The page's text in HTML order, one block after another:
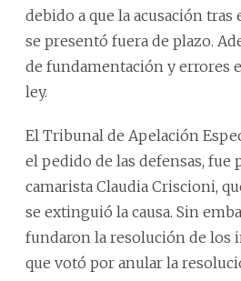
debido a que la acusación
se presentó fuera de plazo.
de fundamentación y errores
ley.
El Tribunal de Apelación
el pedido de las defensas, fue
camarista Claudia Criscioni,
se extinguió la causa. Sin
fundaron la resolución de los
que votó por anular la